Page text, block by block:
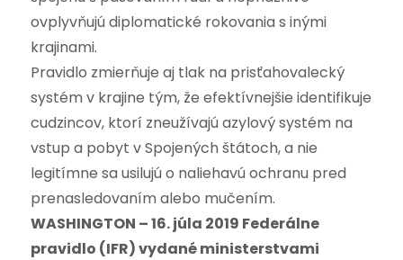
ovplyvňujú diplomatické rokovania s inými
krajinami.
Pravidlo zmierňuje aj tlak na prisťahovalecký
systém v krajine tým, že efektívnejšie identifikuje
cudzincov, ktorí zneužívajú azylový systém na
vstup a pobyt v Spojených štátoch, a nie
legitímne sa usilujú o naliehavú ochranu pred
prenasledovaním alebo mučením.
WASHINGTON – 16. júla 2019 Federálne
pravidlo (IFR) vydané ministerstvami